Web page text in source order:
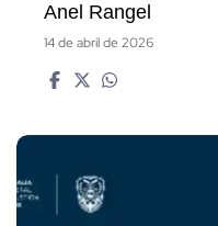
Anel Rangel
14 de abril de 2026